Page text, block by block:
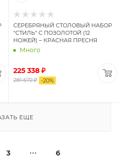
СЕРЕБРЯНЫЙ СТОЛОВЫЙ НАБОР
"СТИЛЬ" С ПОЗОЛОТОЙ (12
НОЖЕЙ) – КРАСНАЯ ПРЕСНЯ
Много
225 338 ₽
281 672 ₽ -20%
ЕЩЕ
3 6